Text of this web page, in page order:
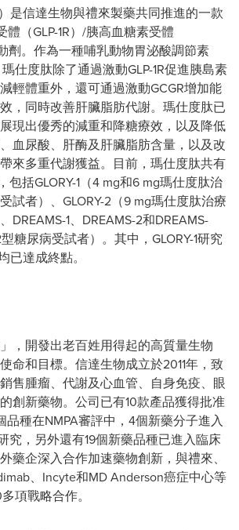
是信達生物與禮來製藥共同推進的一款
體（GLP-1R）/胰高血糖素受體
劑。作為一種哺乳動物胃泌酸調節素
瑪仕度肽除了通過激動GLP-1R促進胰島素
輕體重外，還可通過激動GCGR增加能
，同時改善肝臟脂肪代謝。瑪仕度肽已
現出優秀的減重和降糖療效，以及降低
血尿酸、肝酶及肝臟脂肪含量，以及改
來多重代謝獲益。目前，瑪仕度肽共有
包括GLORY-1（4 mg和6 mg瑪仕度肽治
試者）、GLORY-2（9 mg瑪仕度肽治療
DREAMS-1、DREAMS-2和DREAMS-
糖尿病受試者）。其中，GLORY-1研究
已達成終點。
，開發出老百姓用得起的高質量生物
命和目標。信達生物成立於2011年，致
售腫瘤、代謝及心血管、自身免疫、眼
創新藥物。公司已有10款產品獲得批准
品種在NMPA審評中，4個新藥分子進入
究，另外還有19個新藥品種已進入臨床
藥企深入合作加速藥物創新，與禮來、
、Incyte和MD Anderson癌症中心等
項戰略合作。